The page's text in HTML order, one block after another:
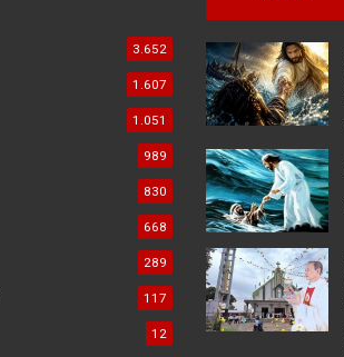
3.652
1.607
1.051
989
830
668
289
117
12